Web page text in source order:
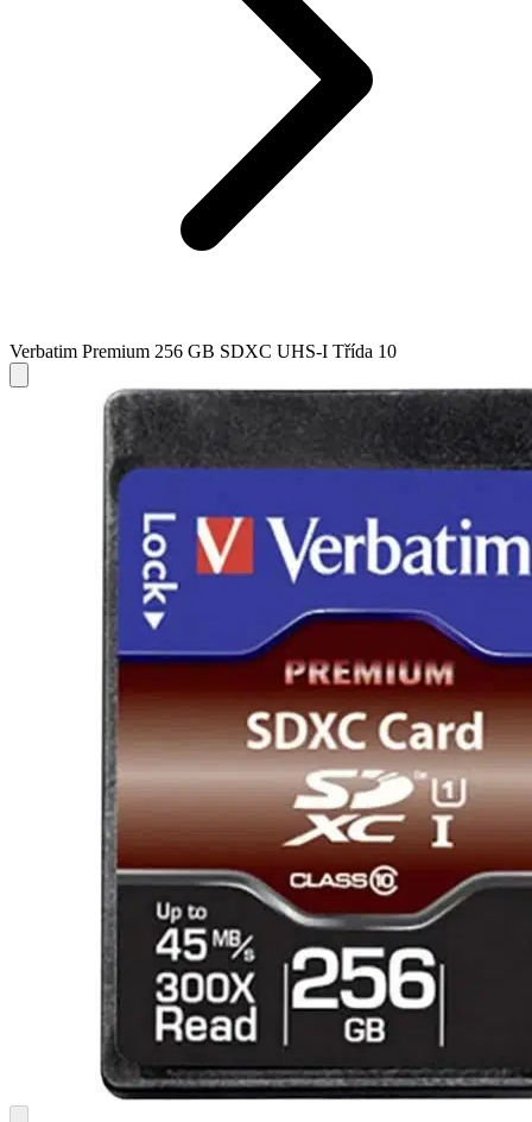
Verbatim Premium 256 GB SDXC UHS-I Třída 10